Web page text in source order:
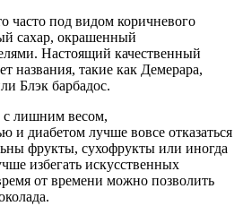
часто под видом коричневого
сахар, окрашенный
Настоящий качественный
названия, такие как Демерара,
Блэк барбадос.
с лишним весом,
и диабетом лучше вовсе отказаться
фрукты, сухофрукты или иногда
избегать искусственных
от времени можно позволить